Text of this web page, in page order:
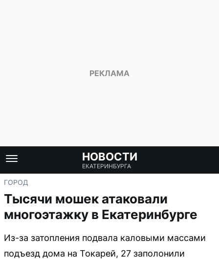
НОВОСТИ
ЕКАТЕРИНБУРГА
ГОРОД
Тысячи мошек атаковали
многоэтажку в Екатеринбурге
Из-за затопления подвала каловыми массами
подъезд дома на Токарей, 27 заполонили